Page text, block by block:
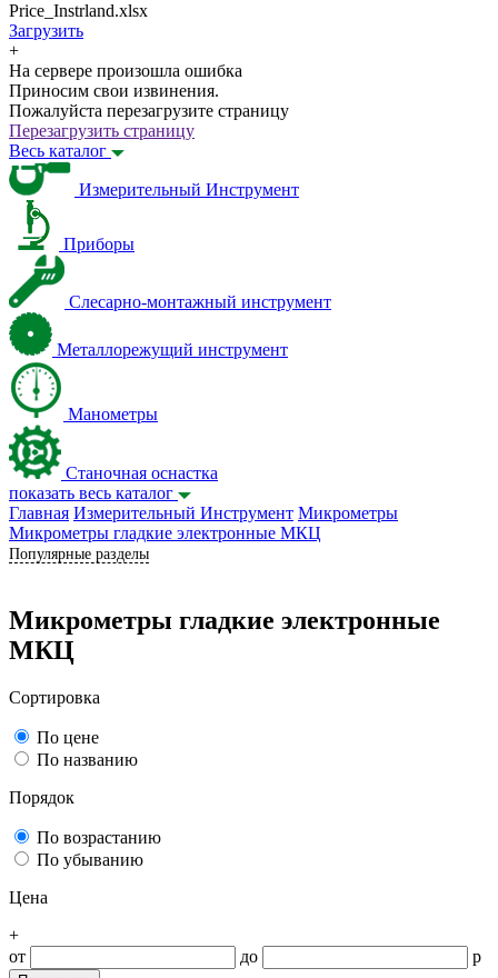
Price_Instrland.xlsx
Загрузить
+
На сервере произошла ошибка
Приносим свои извинения.
Пожалуйста перезагрузите страницу
Перезагрузить страницу
Весь каталог
Измерительный Инструмент
Приборы
Слесарно-монтажный инструмент
Металлорежущий инструмент
Манометры
Станочная оснастка
показать весь каталог
Главная Измерительный Инструмент Микрометры
Микрометры гладкие электронные МКЦ
Популярные разделы
Микрометры гладкие электронные
МКЦ
Сортировка
По цене
По названию
Порядок
По возрастанию
По убыванию
Цена
+
от
до р